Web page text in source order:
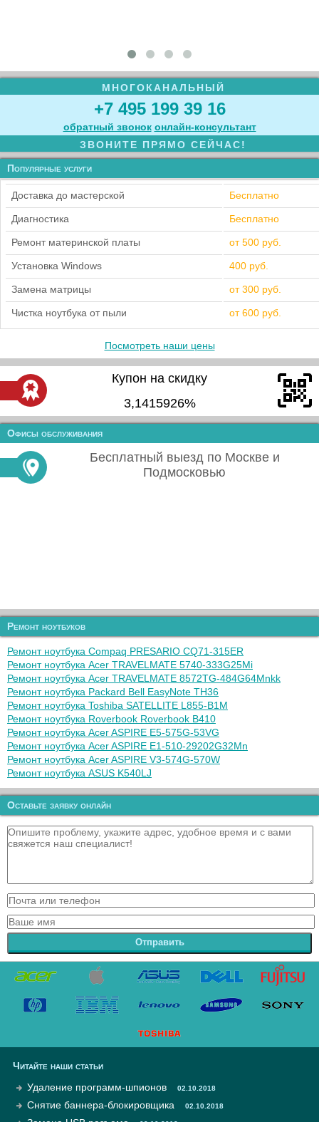
МНОГОКАНАЛЬНЫЙ
+7 495 199 39 16
обратный звонок онлайн‑консультант
ЗВОНИТЕ ПРЯМО СЕЙЧАС!
Популярные услуги
Доставка до мастерской Бесплатно
Диагностика Бесплатно
Ремонт материнской платы от 500 руб.
Установка Windows 400 руб.
Замена матрицы от 300 руб.
Чистка ноутбука от пыли от 600 руб.
Посмотреть наши цены
Купон на скидку
3,1415926%
Офисы обслуживания
Бесплатный выезд по Москве и
Подмосковью
Ремонт ноутбуков
Ремонт ноутбука Compaq PRESARIO CQ71-315ER
Ремонт ноутбука Acer TRAVELMATE 5740-333G25Mi
Ремонт ноутбука Acer TRAVELMATE 8572TG-484G64Mnkk
Ремонт ноутбука Packard Bell EasyNote TH36
Ремонт ноутбука Toshiba SATELLITE L855-B1M
Ремонт ноутбука Roverbook Roverbook B410
Ремонт ноутбука Acer ASPIRE E5-575G-53VG
Ремонт ноутбука Acer ASPIRE E1-510-29202G32Mn
Ремонт ноутбука Acer ASPIRE V3-574G-570W
Ремонт ноутбука ASUS K540LJ
Оставьте заявку онлайн
Отправить
Читайте наши статьи
Удаление программ-шпионов
02.10.2018
Снятие баннера-блокировщика 02.10.2018